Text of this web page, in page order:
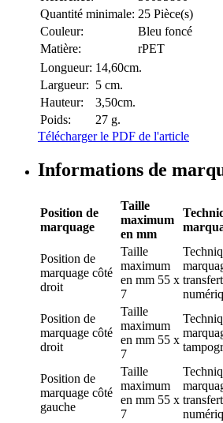
Quantité minimale: 25 Pièce(s)
Couleur:
Bleu foncé
Matière:
rPET
Longueur: 14,60cm.
Largueur: 5 cm.
Hauteur:
3,50cm.
Poids:
27 g.
Télécharger le PDF de l'article
Informations de
Position de
marquage
Taille
maximum
en mm
Position de
marquage côté
droit
Taille
maximum
en mm 55 x
7
transfert
Position de
marquage côté
droit
Taille
maximum
en mm 55 x
7
Position de
marquage côté
gauche
Taille
maximum
en mm 55 x
7
transfert